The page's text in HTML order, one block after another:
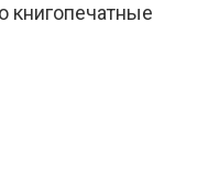
книгопечатные